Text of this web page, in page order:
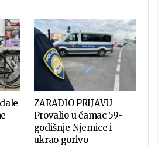
ZARADIO PRIJAVU
Provalio u čamac 59-
godišnje Njemice i
ukrao gorivo